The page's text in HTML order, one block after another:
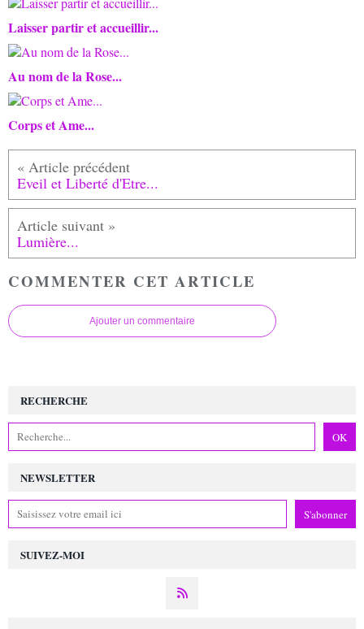
Laisser partir et accueillir...
Au nom de la Rose...
Corps et Ame...
Eveil et Liberté d'Etre...
Lumière...
COMMENTER CET ARTICLE
Ajouter un commentaire
NEWSLETTER
SUIVEZ-MOI
RECHERCHE